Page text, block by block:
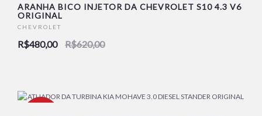
ARANHA BICO INJETOR DA CHEVROLET S10 4.3 V6
ORIGINAL
CHEVROLET
R$480,00 R$620,00